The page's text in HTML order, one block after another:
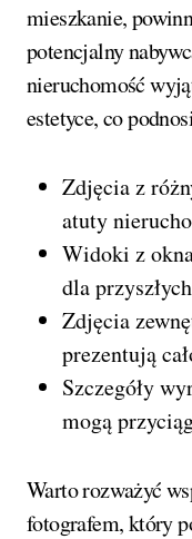
mieszkanie,
potencjalny
nieruchomość
estetyce, co
Zdjęcia z
atuty
Widoki z
dla
Zdjęcia
prezentują
Szczegóły
mogą
Warto rozważyć
fotografem, który